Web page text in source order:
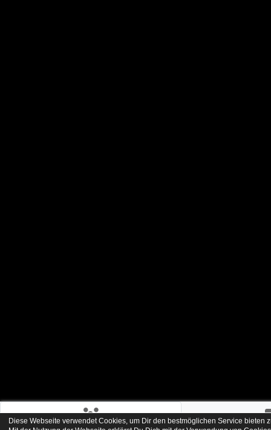
Diese Webseite verwendet Cookies, um Dir den bestmöglichen Service